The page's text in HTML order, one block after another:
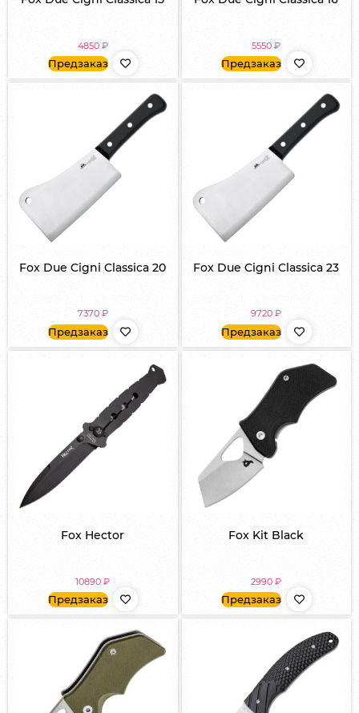
4850 ₽
Предзаказ
5550₽
Предзаказ
Fox Due Cigni Classica 20
7370 ₽
Предзаказ
Fox Due Cigni Classica 23
9720₽
Предзаказ
Fox Hector
10890₽
Предзаказ
Fox Kit Black
2990₽
Предзаказ